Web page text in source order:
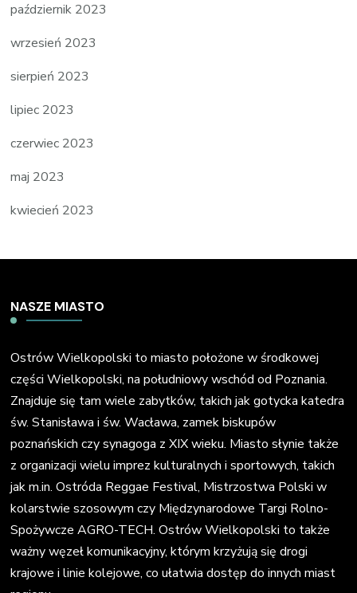
październik 2023
wrzesień 2023
sierpień 2023
lipiec 2023
czerwiec 2023
maj 2023
kwiecień 2023
NASZE MIASTO
Ostrów Wielkopolski to miasto położone w środkowej
części Wielkopolski, na południowy wschód od Poznania.
Znajduje się tam wiele zabytków, takich jak gotycka katedra
św. Stanisława i św. Wacława, zamek biskupów
poznańskich czy synagoga z XIX wieku. Miasto słynie także
z organizacji wielu imprez kulturalnych i sportowych, takich
jak m.in. Ostróda Reggae Festival, Mistrzostwa Polski w
kolarstwie szosowym czy Międzynarodowe Targi Rolno-
Spożywcze AGRO-TECH. Ostrów Wielkopolski to także
ważny węzeł komunikacyjny, którym krzyżują się drogi
krajowe i linie kolejowe, co ułatwia dostęp do innych miast